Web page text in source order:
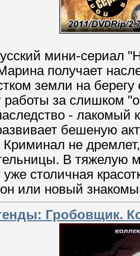
мини-сериал
получает
земли на
работы за слишком
- лакомый
бешеную
Криминал не
В тяжелую
столичная
или новый
Гробовщик.